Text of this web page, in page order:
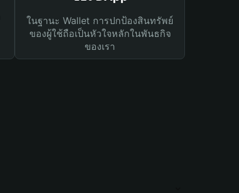
ในฐานะ Wallet การปกป้องสินทรัพย์
ของผู้ใช้ถือเป็นหัวใจหลักในพันธกิจ
ของเรา